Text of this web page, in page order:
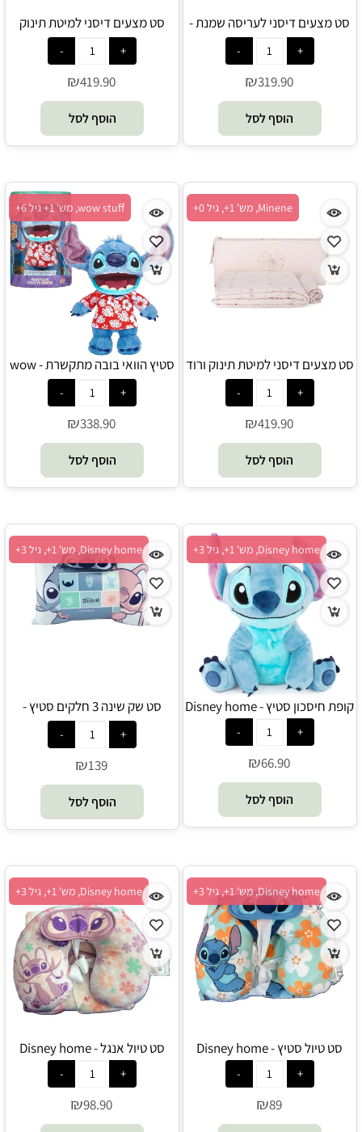
סט מצעים דיסני לעריסה שמנת -
Minene
₪319.90
הוסף לסל
סט מצעים דיסני למיטת תינוק
שמנת - Minene
₪419.90
הוסף לסל
Minene, מש' 1+, גיל 0+
סט מצעים דיסני למיטת תינוק ורוד
- Minene
₪419.90
הוסף לסל
wow stuff, מש' 1+ גיל 6+
סטיץ הוואי בובה מתקשרת - wow
₪338.90
הוסף לסל
Disney home, מש' 1+, גיל 3+
קופת חיסכון סטיץ - Disney home
₪66.90
הוסף לסל
Disney home, מש' 1+, גיל 3+
סט שק שינה 3 חלקים סטיץ -
Disney home
₪139
הוסף לסל
Disney home, מש' 1+, גיל 3+
סט טיול סטיץ - Disney home
₪89
Disney home, מש' 1+, גיל 3+
סט טיול אנגל - Disney home
₪98.90